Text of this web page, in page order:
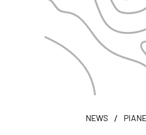
NEWS /